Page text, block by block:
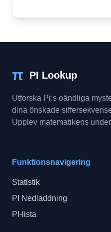
π PI Lookup
Utforska Pi:s oändliga
dina önskade
Upplev matematikens
Funktionsnavigering
Statistik
PI Nedladdning
PI-lista